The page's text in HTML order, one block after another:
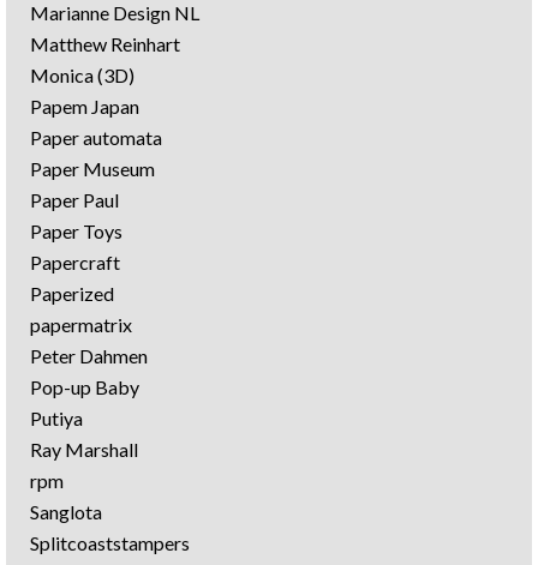
Marianne Design NL
Matthew Reinhart
Monica (3D)
Papem Japan
Paper automata
Paper Museum
Paper Paul
Paper Toys
Papercraft
Paperized
papermatrix
Peter Dahmen
Pop-up Baby
Putiya
Ray Marshall
rpm
Sanglota
Splitcoaststampers